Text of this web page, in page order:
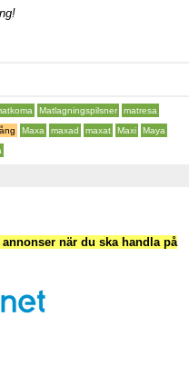
Matlagningspilsner
matresa
Maxa maxad maxat Maxi
Maya
när du ska handla på